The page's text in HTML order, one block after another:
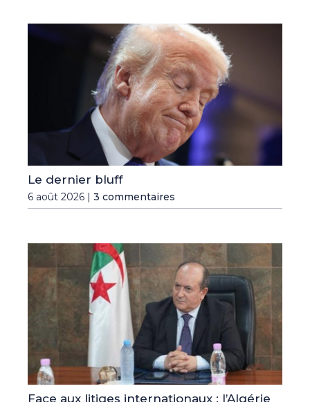
Le dernier bluff
6 août 2026 | 3 commentaires
Face aux litiges internationaux : l’Algérie